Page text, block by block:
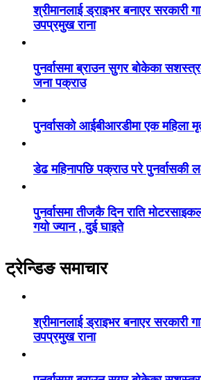
श्रीमानलाई ड्राइभर बनाएर सरकारी
उपप्रमुख राना
पुनर्वासमा ब्राउन सुगर बोकेका
जना पक्राउ
पुनर्वासको आईबीआरडीमा एक महिला
डेढ महिनापछि पक्राउ परे पुनर्वासकी
पुनर्वासमा तीजकै दिन राति
गयो ज्यान , दुई घाइते
ट्रेन्डिङ समाचार
श्रीमानलाई ड्राइभर बनाएर सरकारी
उपप्रमुख राना